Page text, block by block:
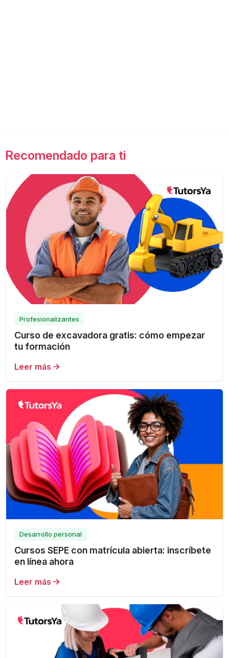
Recomendado para ti
Profesionalizantes
Curso de excavadora gratis: cómo empezar
tu formación
Leer más
Desarrollo personal
Cursos SEPE con matrícula abierta: inscríbete
en línea ahora
Leer más